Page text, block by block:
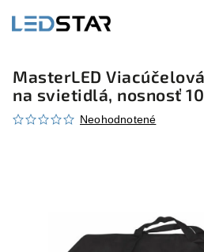
MasterLED
na svietidlá, nosnosť
Neohodnotené